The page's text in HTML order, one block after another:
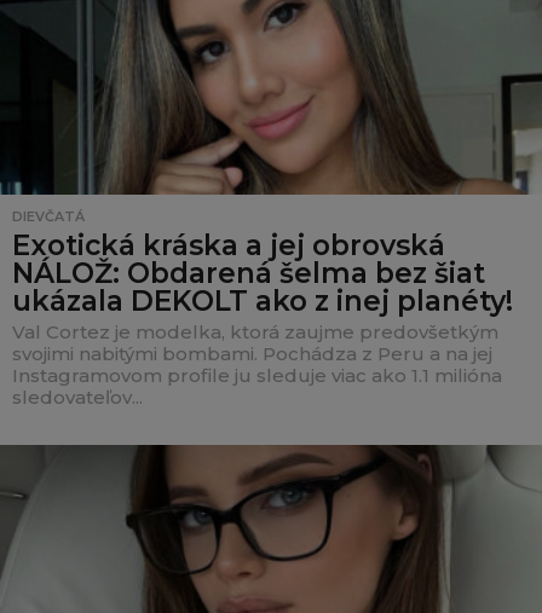
DIEVČATÁ
Exotická kráska a jej obrovská
NÁLOŽ: Obdarená šelma bez šiat
ukázala DEKOLT ako z inej planéty!
Val Cortez je modelka, ktorá zaujme predovšetkým
svojimi nabitými bombami. Pochádza z Peru a na jej
Instagramovom profile ju sleduje viac ako 1.1 milióna
sledovateľov...